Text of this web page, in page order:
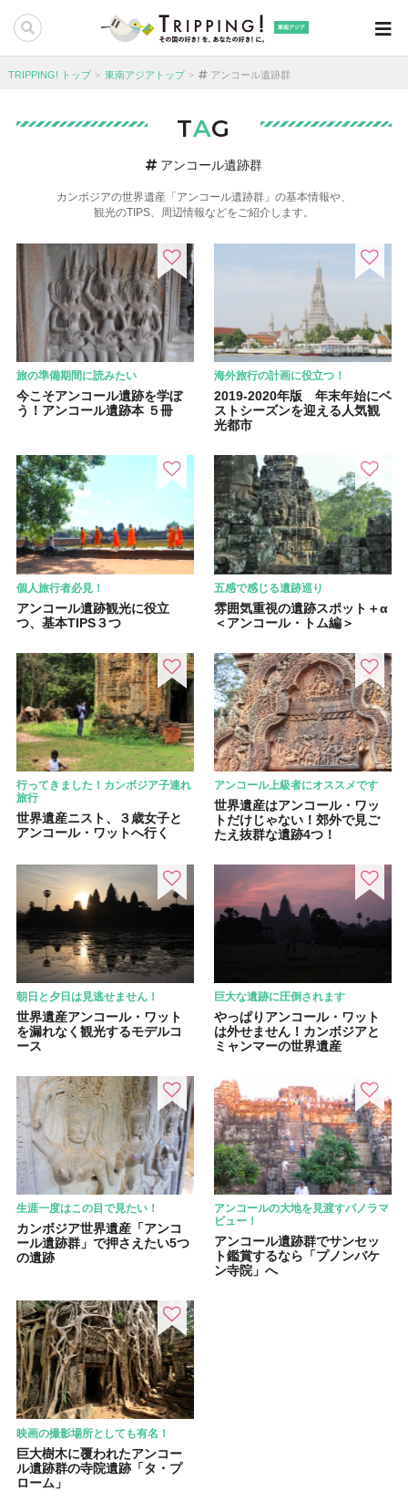
東南アジア
TRIPPING! トップ 東南アジアトップ アンコール遺跡群
TAG
アンコール遺跡群
カンボジアの世界遺産「アンコール遺跡群」の基本情報や、
観光のTIPS、周辺情報などをご紹介します。
旅の準備期間に読みたい
今こそアンコール遺跡を学ぼ
う！アンコール遺跡本 ５冊
海外旅行の計画に役立つ！
2019-2020年版 年末年始にベ
ストシーズンを迎える人気観
光都市
個人旅行者必見！
アンコール遺跡観光に役立
つ、基本TIPS３つ
五感で感じる遺跡巡り
雰囲気重視の遺跡スポット＋α
＜アンコール・トム編＞
行ってきました！カンボジア子連れ
旅行
世界遺産ニスト、３歳女子と
アンコール・ワットへ行く
アンコール上級者にオススメです
世界遺産はアンコール・ワッ
トだけじゃない！郊外で見ご
たえ抜群な遺跡4つ！
朝日と夕日は見逃せません！
世界遺産アンコール・ワット
を漏れなく観光するモデルコ
ース
巨大な遺跡に圧倒されます
やっぱりアンコール・ワット
は外せません！カンボジアと
ミャンマーの世界遺産
生涯一度はこの目で見たい！
カンボジア世界遺産「アンコ
ール遺跡群」で押さえたい5つ
の遺跡
アンコールの大地を見渡すパノラマ
ビュー！
アンコール遺跡群でサンセッ
ト鑑賞するなら「プノンバケ
ン寺院」へ
映画の撮影場所としても有名！
巨大樹木に覆われたアンコー
ル遺跡群の寺院遺跡「タ・プ
ローム」